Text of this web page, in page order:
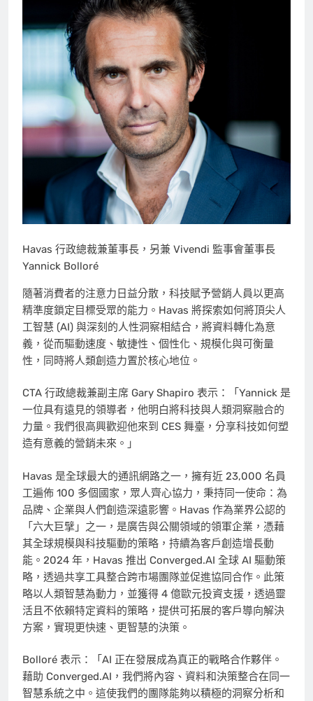
Havas 行政總裁兼董事長，另兼 Vivendi 監事會董事長
Yannick Bolloré
隨著消費者的注意力日益分散，科技賦予營銷人員以更高
精準度鎖定目標受眾的能力。Havas 將探索如何將頂尖人
工智慧 (AI) 與深刻的人性洞察相結合，將資料轉化為意
義，從而驅動速度、敏捷性、個性化、規模化與可衡量
性，同時將人類創造力置於核心地位。
CTA 行政總裁兼副主席 Gary Shapiro 表示：「Yannick 是
一位具有遠見的領導者，他明白將科技與人類洞察融合的
力量。我們很高興歡迎他來到 CES 舞臺，分享科技如何塑
造有意義的營銷未來。」
Havas 是全球最大的通訊網路之一，擁有近 23,000 名員
工遍佈 100 多個國家，眾人齊心協力，秉持同一使命：為
品牌、企業與人們創造深遠影響。Havas 作為業界公認的
「六大巨擘」之一，是廣告與公關領域的領軍企業，憑藉
其全球規模與科技驅動的策略，持續為客戶創造增長動
能。2024 年，Havas 推出 Converged.AI 全球 AI 驅動策
略，透過共享工具整合跨市場團隊並促進協同合作。此策
略以人類智慧為動力，並獲得 4 億歐元投資支援，透過靈
活且不依賴特定資料的策略，提供可拓展的客戶導向解決
方案，實現更快速、更智慧的決策。
Bolloré 表示：「AI 正在發展成為真正的戰略合作夥伴。
藉助 Converged.AI，我們將內容、資料和決策整合在同一
智慧系統之中。這使我們的團隊能夠以積極的洞察分析和